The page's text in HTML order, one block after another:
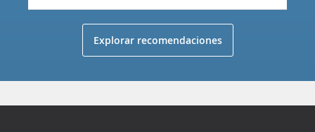
Explorar recomendaciones